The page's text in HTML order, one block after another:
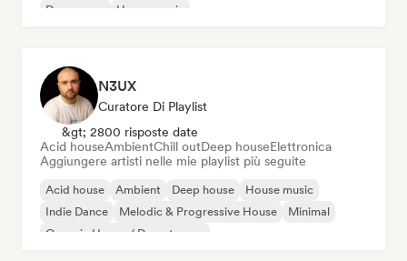
Dream pop
House music
N3UX
Curatore Di Playlist
&gt; 2800 risposte date
Acid houseAmbientChill outDeep houseElettronica
Aggiungere artisti nelle mie playlist più seguite
Acid house Ambient Deep house
House music
Indie Dance
Melodic & Progressive House
Minimal
Organic House / Downtempo